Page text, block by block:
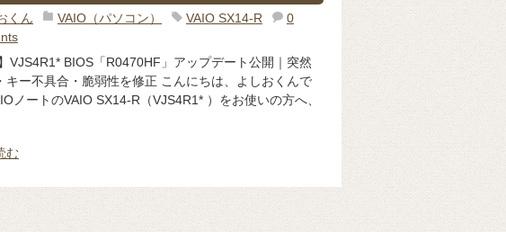
くん VAIO（パソコン） VAIO SX14-R
0
】VJS4R1* BIOS「R0470HF」アップデート公開｜突然
キー不具合・脆弱性を修正 こんにちは、よしおくんで
ノートのVAIO SX14-R（VJS4R1* ）をお使いの方へ、
む